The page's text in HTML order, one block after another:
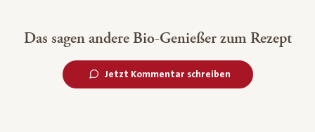
Das sagen andere Bio-Genießer zum Rezept
Jetzt Kommentar schreiben